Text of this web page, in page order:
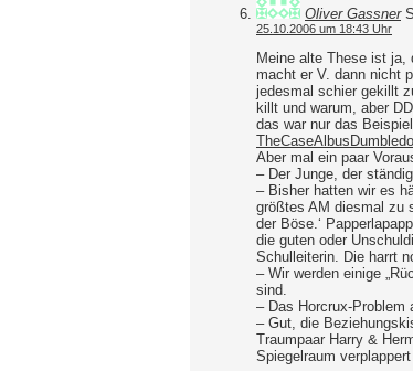
Oliver Gassner
25.10.2006 um 18:43 Uhr
Meine alte These ist ja,
macht er V. dann nicht
jedesmal schier gekillt
killt und warum, aber
das war nur das
Aber mal ein paar
– Der Junge, der
– Bisher hatten wir es
größtes AM diesmal zu
der Böse.‘
die guten oder
Schulleiterin. Die harrt
– Wir werden einige
sind.
– Das Horcrux-Problem
– Gut, die
Traumpaar Harry &
Spiegelraum verplappert